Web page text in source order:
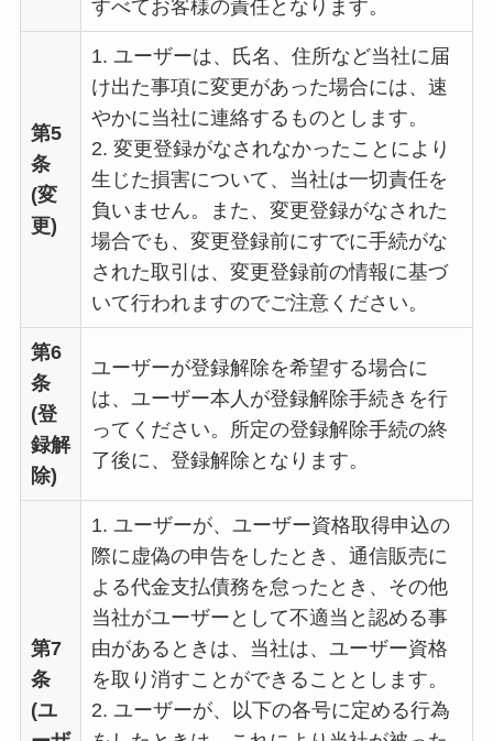
すべてお客様の責任となります。
第5
条
(変
更)
1. ユーザーは、氏名、住所など当社に届
け出た事項に変更があった場合には、速
やかに当社に連絡するものとします。
2. 変更登録がなされなかったことにより
生じた損害について、当社は一切責任を
負いません。また、変更登録がなされた
場合でも、変更登録前にすでに手続がな
された取引は、変更登録前の情報に基づ
いて行われますのでご注意ください。
第6
条
(登
録解
除)
ユーザーが登録解除を希望する場合に
は、ユーザー本人が登録解除手続きを行
ってください。所定の登録解除手続の終
了後に、登録解除となります。
第7
条
(ユ
1. ユーザーが、ユーザー資格取得申込の
際に虚偽の申告をしたとき、通信販売に
よる代金支払債務を怠ったとき、その他
当社がユーザーとして不適当と認める事
由があるときは、当社は、ユーザー資格
を取り消すことができることとします。
2. ユーザーが、以下の各号に定める行為